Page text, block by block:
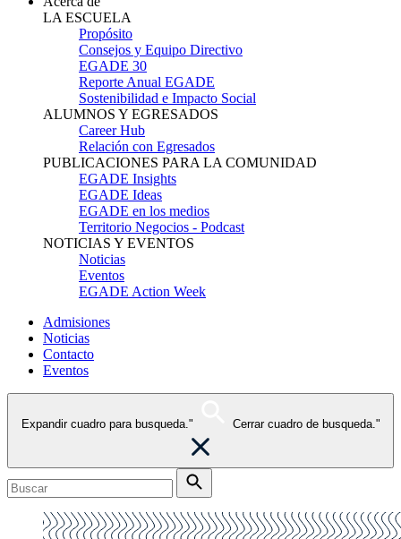
LA ESCUELA
Propósito
Consejos y Equipo Directivo
EGADE 30
Reporte Anual EGADE
Sostenibilidad e Impacto Social
ALUMNOS Y EGRESADOS
Career Hub
Relación con Egresados
PUBLICACIONES PARA LA COMUNIDAD
EGADE Insights
EGADE Ideas
EGADE en los medios
Territorio Negocios - Podcast
NOTICIAS Y EVENTOS
Noticias
Eventos
EGADE Action Week
Admisiones
Noticias
Contacto
Eventos
Expandir cuadro para busqueda." Cerrar cuadro de busqueda."